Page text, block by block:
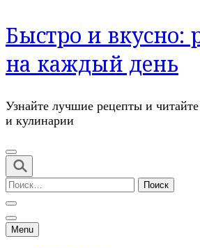
Перейти
к
содержимому
(нажмите
Быстро и вкусно:
на каждый день
Узнайте лучшие рецепты и
и кулинарии
Найти:
Menu